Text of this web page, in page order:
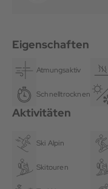
Eigenschaften
Atmungsaktiv
Schnelltrocknend
Aktivitäten
Ski Alpin
Skitouren